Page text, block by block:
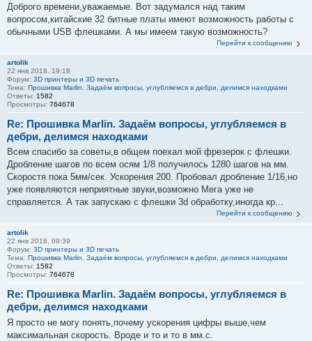
Доброго времени,уважаемые. Вот задумался над таким
вопросом,китайские 32 битные платы имеют возможность работы с
обычными USB флешками. А мы имеем такую возможность?
Перейти к сообщению
artolik
22 янв 2018, 19:18
Форум: 3D принтеры и 3D печать
Тема: Прошивка Marlin. Задаём вопросы, углубляемся в дебри, делимся находками
Ответы: 1582
Просмотры: 764678
Re: Прошивка Marlin. Задаём вопросы, углубляемся в
дебри, делимся находками
Всем спасибо за советы,в общем поехал мой фрезерок с флешки.
Дробление шагов по всем осям 1/8 получилось 1280 шагов на мм.
Скоростя пока 5мм/сек. Ускорения 200. Пробовал дробление 1/16,но
уже появляются неприятные звуки,возможно Мега уже не
справляется. А так запускаю с флешки 3d обработку,иногда кр...
Перейти к сообщению
artolik
22 янв 2018, 09:39
Форум: 3D принтеры и 3D печать
Тема: Прошивка Marlin. Задаём вопросы, углубляемся в дебри, делимся находками
Ответы: 1582
Просмотры: 764678
Re: Прошивка Marlin. Задаём вопросы, углубляемся в
дебри, делимся находками
Я просто не могу понять,почему ускорения цифры выше,чем
максимальная скорость. Вроде и то и то в мм.с.